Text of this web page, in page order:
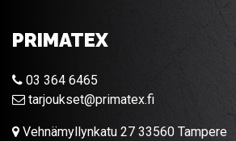
PRIMATEX
03 364 6465
tarjoukset@primatex.fi
Vehnämyllynkatu 27 33560 Tampere